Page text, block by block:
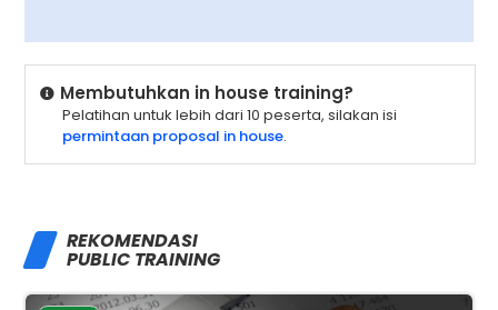
Membutuhkan in house training?
Pelatihan untuk lebih dari 10 peserta, silakan isi
permintaan proposal in house.
REKOMENDASI
PUBLIC TRAINING